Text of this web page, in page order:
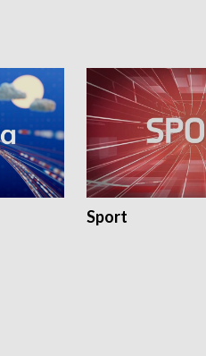
Sport